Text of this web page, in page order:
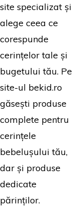
site specializat și
alege ceea ce
corespunde
cerințelor tale și
bugetului tău. Pe
site-ul bekid.ro
găsești produse
complete pentru
cerințele
bebelușului tău,
dar și produse
dedicate
părinților.